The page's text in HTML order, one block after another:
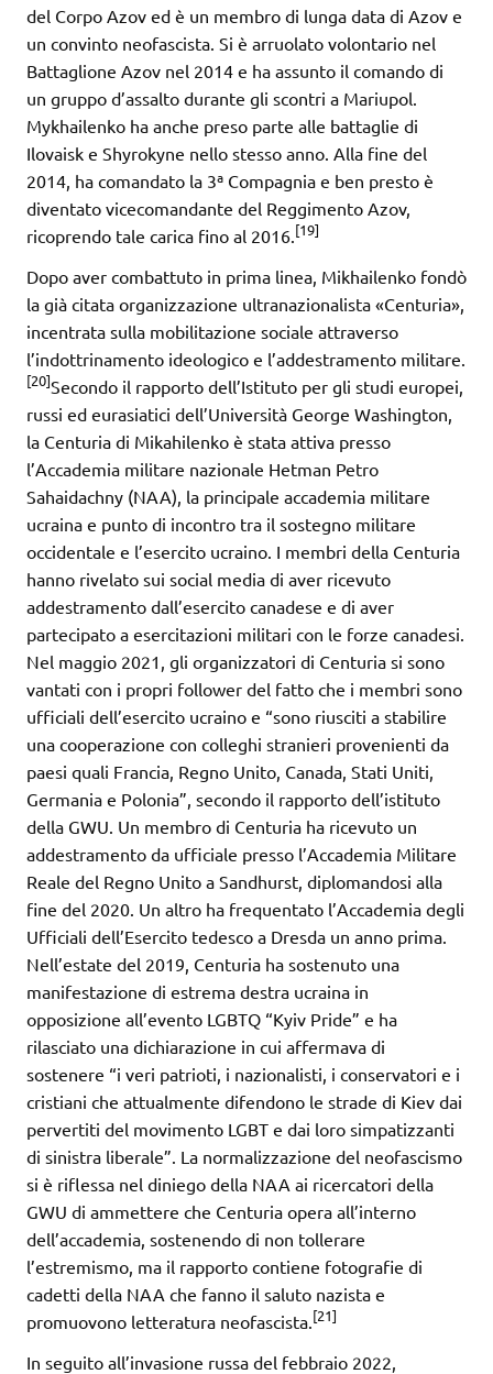
del Corpo Azov ed è un membro di lunga data di Azov e
un convinto neofascista. Si è arruolato volontario nel
Battaglione Azov nel 2014 e ha assunto il comando di
un gruppo d’assalto durante gli scontri a Mariupol.
Mykhailenko ha anche preso parte alle battaglie di
Ilovaisk e Shyrokyne nello stesso anno. Alla fine del
2014, ha comandato la 3ª Compagnia e ben presto è
diventato vicecomandante del Reggimento Azov,
ricoprendo tale carica fino al 2016. [19]
Dopo aver combattuto in prima linea, Mikhailenko fondò
la già citata organizzazione ultranazionalista «Centuria»,
incentrata sulla mobilitazione sociale attraverso
l’indottrinamento ideologico e l’addestramento militare.
[20]Secondo il rapporto dell’Istituto per gli studi europei,
russi ed eurasiatici dell’Università George Washington,
la Centuria di Mikahilenko è stata attiva presso
l’Accademia militare nazionale Hetman Petro
Sahaidachny (NAA), la principale accademia militare
ucraina e punto di incontro tra il sostegno militare
occidentale e l’esercito ucraino. I membri della Centuria
hanno rivelato sui social media di aver ricevuto
addestramento dall’esercito canadese e di aver
partecipato a esercitazioni militari con le forze canadesi.
Nel maggio 2021, gli organizzatori di Centuria si sono
vantati con i propri follower del fatto che i membri sono
ufficiali dell’esercito ucraino e “sono riusciti a stabilire
una cooperazione con colleghi stranieri provenienti da
paesi quali Francia, Regno Unito, Canada, Stati Uniti,
Germania e Polonia”, secondo il rapporto dell’istituto
della GWU. Un membro di Centuria ha ricevuto un
addestramento da ufficiale presso l’Accademia Militare
Reale del Regno Unito a Sandhurst, diplomandosi alla
fine del 2020. Un altro ha frequentato l’Accademia degli
Ufficiali dell’Esercito tedesco a Dresda un anno prima.
Nell’estate del 2019, Centuria ha sostenuto una
manifestazione di estrema destra ucraina in
opposizione all’evento LGBTQ “Kyiv Pride” e ha
rilasciato una dichiarazione in cui affermava di
sostenere “i veri patrioti, i nazionalisti, i conservatori e i
cristiani che attualmente difendono le strade di Kiev dai
pervertiti del movimento LGBT e dai loro simpatizzanti
di sinistra liberale”. La normalizzazione del neofascismo
si è riflessa nel diniego della NAA ai ricercatori della
GWU di ammettere che Centuria opera all’interno
dell’accademia, sostenendo di non tollerare
l’estremismo, ma il rapporto contiene fotografie di
cadetti della NAA che fanno il saluto nazista e
promuovono letteratura neofascista. [21]
In seguito all’invasione russa del febbraio 2022,